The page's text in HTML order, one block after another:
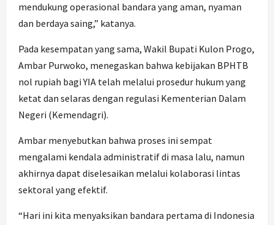
mendukung operasional bandara yang aman, nyaman
dan berdaya saing,” katanya.
Pada kesempatan yang sama, Wakil Bupati Kulon Progo,
Ambar Purwoko, menegaskan bahwa kebijakan BPHTB
nol rupiah bagi YIA telah melalui prosedur hukum yang
ketat dan selaras dengan regulasi Kementerian Dalam
Negeri (Kemendagri).
Ambar menyebutkan bahwa proses ini sempat
mengalami kendala administratif di masa lalu, namun
akhirnya dapat diselesaikan melalui kolaborasi lintas
sektoral yang efektif.
“Hari ini kita menyaksikan bandara pertama di Indonesia